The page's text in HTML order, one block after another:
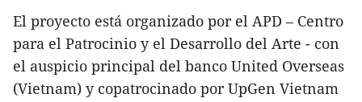
El proyecto está organizado por el APD – Centro
para el Patrocinio y el Desarrollo del Arte - con
el auspicio principal del banco United Overseas
(Vietnam) y copatrocinado por UpGen Vietnam